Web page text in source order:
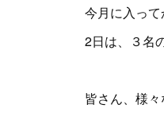
今月に入っ
2日は、３名
皆さん、様々